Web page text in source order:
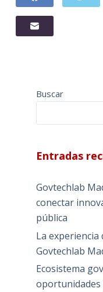
Buscar
Entradas
Govtechlab
conectar
pública
La
Govtechlab
Ecosistema
oportunidades